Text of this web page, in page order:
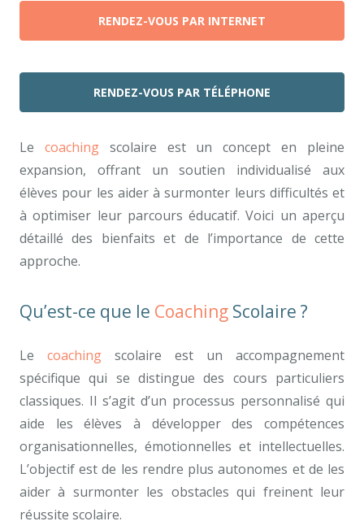
Le coachingscolaire est un concept en pleine
expansion, offrant un soutien individualisé aux
élèves pour les aider à surmonter leurs difficultés et
à optimiser leur parcours éducatif. Voici un aperçu
détaillé des bienfaits et de l’importance de cette
approche.
Qu’est-ce que le Coaching Scolaire ?
Le coaching scolaire est un accompagnement
spécifique qui se distingue des cours particuliers
classiques. Il s’agit d’un processus personnalisé qui
aide les élèves à développer des compétences
organisationnelles, émotionnelles et intellectuelles.
L’objectif est de les rendre plus autonomes et de les
aider à surmonter les obstacles qui freinent leur
réussite scolaire.
RENDEZ-VOUS PAR INTERNET
RENDEZ-VOUS PAR TÉLÉPHONE